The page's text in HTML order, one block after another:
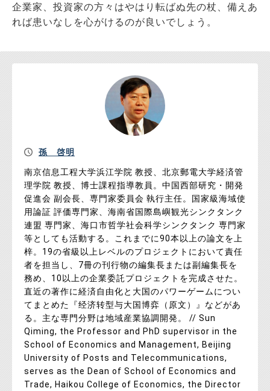
企業家、投資家の方々はやはり転ばぬ先の杖、備えあ
れば患いなしを心がけるのが良いでしょう。
孫 啓明
南京信息工程大学浜江学院 教授、北京郵電大学経済管
理学院 教授、博士課程指導教員。中国西部研究・開発
促進会 副会長、専門家委員会 執行主任。国家級海域使
用論証 評価専門家、海南省国際島嶼観光シンクタンク
連盟 専門家、海口市哲学社会科学シンクタンク 専門家
等としても活動する。これまでに90本以上の論文を上
梓。19の省級以上レベルのプロジェクトにおいて責任
者を担当し、7冊の刊行物の編集長または副編集長を
務め、10以上の企業委託プロジェクトを完成させた。
直近の著作に経済自由化と大国のパワーゲームについ
てまとめた『经济转型与大国博弈（原文）』などがあ
る。主な専門分野は地域産業協調開発。 // Sun
Qiming, the Professor and PhD supervisor in the
School of Economics and Management, Beijing
University of Posts and Telecommunications,
serves as the Dean of School of Economics and
Trade, Haikou College of Economics, the Director